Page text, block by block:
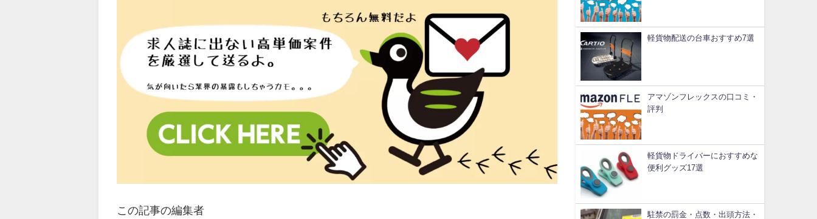
この記事の編集者
軽貨物配送の台車おすすめ7選
アマゾンフレックスの口コミ・
評判
軽貨物ドライバーにおすすめな
便利グッズ17選
駐禁の罰金・点数・出頭方法・